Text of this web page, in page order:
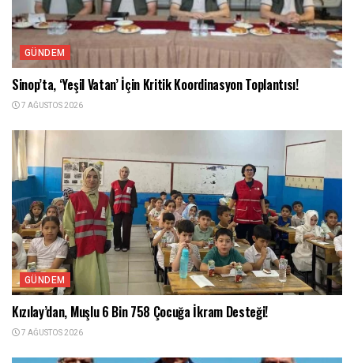
GÜNDEM
Sinop’ta, ‘Yeşil Vatan’ İçin Kritik Koordinasyon Toplantısı!
7 AĞUSTOS 2026
GÜNDEM
Kızılay’dan, Muşlu 6 Bin 758 Çocuğa İkram Desteği!
7 AĞUSTOS 2026